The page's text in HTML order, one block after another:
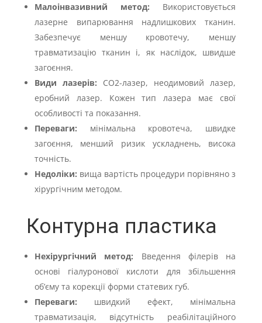
Малоінвазивний метод: Використовується
лазерне випарювання надлишкових тканин.
Забезпечує меншу кровотечу, меншу
травматизацію тканин і, як наслідок, швидше
загоєння.
Види лазерів: CO2-лазер, неодимовий лазер,
еробний лазер. Кожен тип лазера має свої
особливості та показання.
Переваги: мінімальна кровотеча, швидке
загоєння, менший ризик ускладнень, висока
точність.
Недоліки: вища вартість процедури порівняно з
хірургічним методом.
Контурна пластика
Нехірургічний метод: Введення філерів на
основі гіалуронової кислоти для збільшення
об’єму та корекції форми статевих губ.
Переваги: швидкий ефект, мінімальна
травматизація, відсутність реабілітаційного